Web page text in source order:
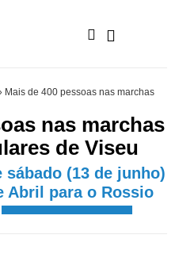
Mais de 400 pessoas nas marchas
nas marchas
de Viseu
(13 de junho)
Abril para o Rossio